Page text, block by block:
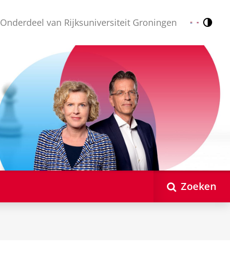
Onderdeel van Rijksuniversiteit Groningen Nederlands
English
Zoeken